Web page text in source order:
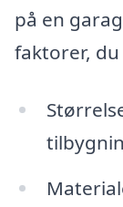
på en
faktorer,